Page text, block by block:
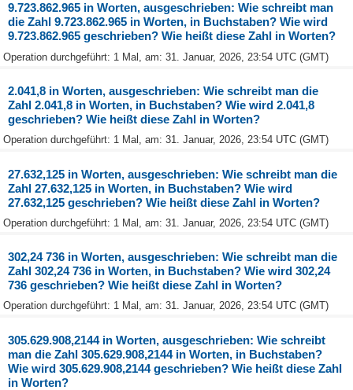
9.723.862.965 in Worten, ausgeschrieben: Wie schreibt man
die Zahl 9.723.862.965 in Worten, in Buchstaben? Wie wird
9.723.862.965 geschrieben? Wie heißt diese Zahl in Worten?
Operation durchgeführt: 1 Mal, am: 31. Januar, 2026, 23:54 UTC (GMT)
2.041,8 in Worten, ausgeschrieben: Wie schreibt man die
Zahl 2.041,8 in Worten, in Buchstaben? Wie wird 2.041,8
geschrieben? Wie heißt diese Zahl in Worten?
Operation durchgeführt: 1 Mal, am: 31. Januar, 2026, 23:54 UTC (GMT)
27.632,125 in Worten, ausgeschrieben: Wie schreibt man die
Zahl 27.632,125 in Worten, in Buchstaben? Wie wird
27.632,125 geschrieben? Wie heißt diese Zahl in Worten?
Operation durchgeführt: 1 Mal, am: 31. Januar, 2026, 23:54 UTC (GMT)
302,24 736 in Worten, ausgeschrieben: Wie schreibt man die
Zahl 302,24 736 in Worten, in Buchstaben? Wie wird 302,24
736 geschrieben? Wie heißt diese Zahl in Worten?
Operation durchgeführt: 1 Mal, am: 31. Januar, 2026, 23:54 UTC (GMT)
305.629.908,2144 in Worten, ausgeschrieben: Wie schreibt
man die Zahl 305.629.908,2144 in Worten, in Buchstaben?
Wie wird 305.629.908,2144 geschrieben? Wie heißt diese Zahl
in Worten?